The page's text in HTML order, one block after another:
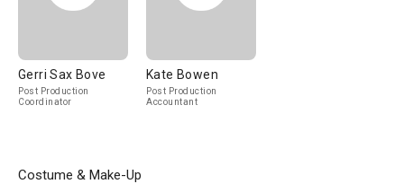
Gerri Sax Bove
Post Production
Coordinator
Kate Bowen
Post Production
Accountant
Costume & Make-Up